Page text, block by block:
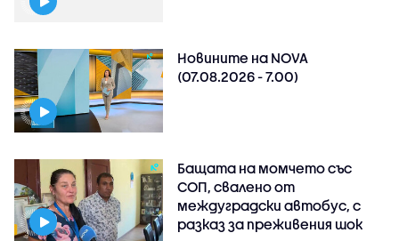
Новините на NOVA
(07.08.2026 - 7.00)
Бащата на момчето със
СОП, свалено от
междуградски автобус, с
разказ за преживения шок